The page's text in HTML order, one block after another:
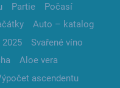
Partie
Počasí
Auto – katalog
Svařené víno
Aloe vera
ascendentu